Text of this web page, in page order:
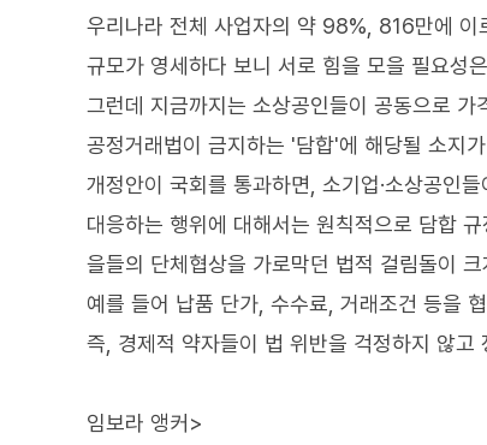
우리나라 전체 사업자의 약 98%, 816만에 이
규모가 영세하다 보니 서로 힘을 모을 필요성
그런데 지금까지는 소상공인들이 공동으로
공정거래법이 금지하는 '담합'에 해당될 소지
개정안이 국회를 통과하면, 소기업·소상공인
대응하는 행위에 대해서는 원칙적으로 담합
을들의 단체협상을 가로막던 법적 걸림돌이
예를 들어 납품 단가, 수수료, 거래조건 등을
즉, 경제적 약자들이 법 위반을 걱정하지 않
임보라 앵커>